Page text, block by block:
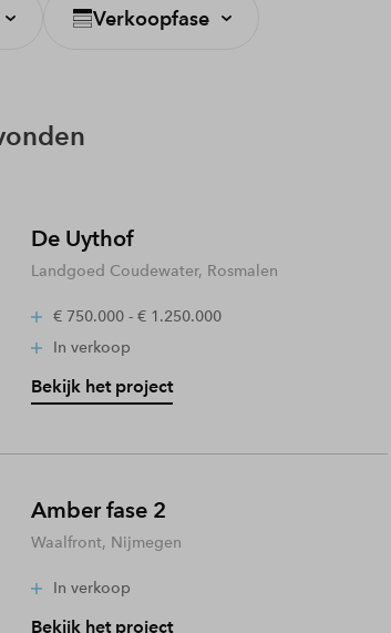
Verkoopfase
De Uythof
Landgoed Coudewater, Rosmalen
€ 750.000 - € 1.250.000
In verkoop
Bekijk het project
Amber fase 2
Waalfront, Nijmegen
In verkoop
Bekijk het project